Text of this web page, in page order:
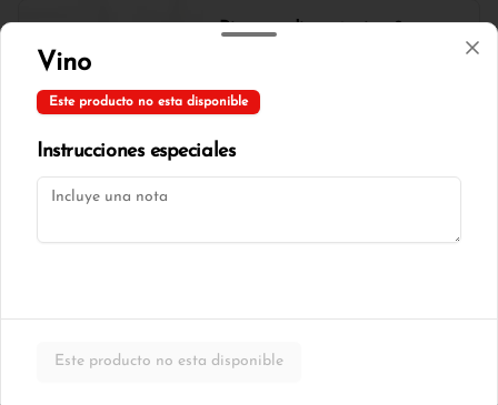
Pizza mediana tocino 8
blanca, champiñones y orégano.
$17.00
$16.75
Vino
Este producto no esta disponible
Instrucciones especiales
Este producto no esta disponible